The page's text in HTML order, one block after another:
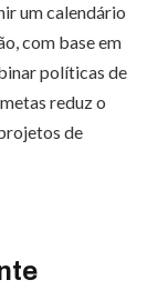
um calendário
com base em
políticas de
reduz o
de